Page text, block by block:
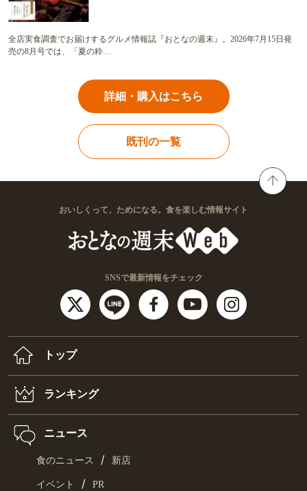
全店実食調査でお届けするグルメ情報誌『おとなの週末』。2026年7月15日発
売の8月号では、「夏の粋…
詳細・購入はこちら
既刊の一覧
おいしくって、ためになる。食を楽しむ情報サイト
SNSで最新情報をチェック
トップ
ランキング
ニュース
食のニュース / 新店
イベント / PR